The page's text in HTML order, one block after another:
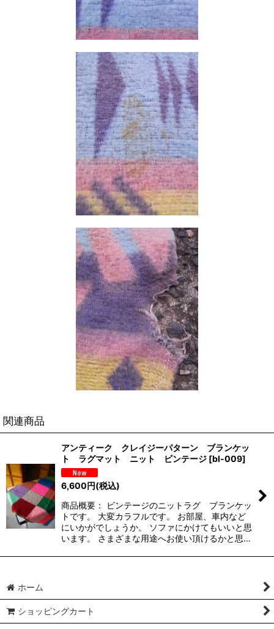
関連商品
アンティーク クレイジーパターン ブランケッ
ト ラグマット ニット ビンテージ [bl-009]
6,600円(税込)
商品概要： ビンテージのニットラグ ブランケッ
トです。 大変カラフルです。 お部屋、車内など
にいかがでしょうか。 ソファにかけてもいいと思
います。 さまざまな用途へお使い頂けるかと思…
ホーム
ショッピングカート